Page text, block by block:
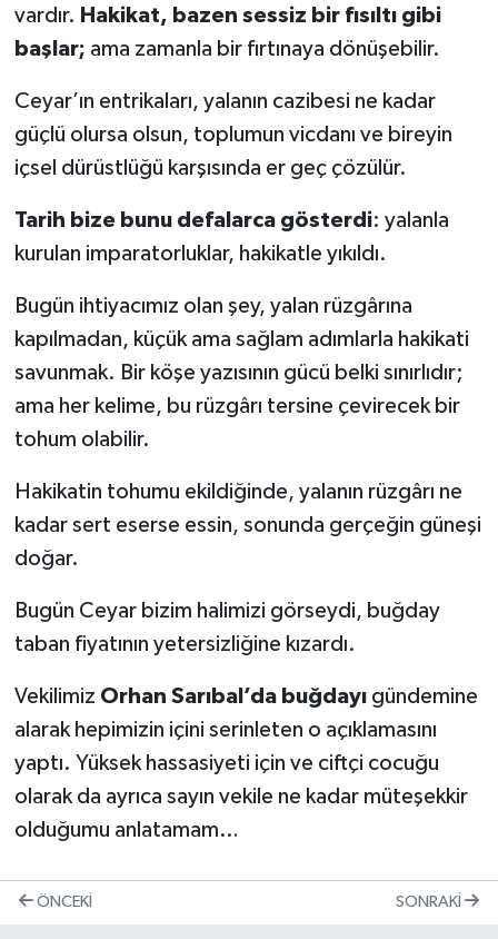
vardır. Hakikat, bazen sessiz bir fısıltı gibi
başlar; ama zamanla bir fırtınaya dönüşebilir.
Ceyar’ın entrikaları, yalanın cazibesi ne kadar
güçlü olursa olsun, toplumun vicdanı ve bireyin
içsel dürüstlüğü karşısında er geç çözülür.
Tarih bize bunu defalarca gösterdi: yalanla
kurulan imparatorluklar, hakikatle yıkıldı.
Bugün ihtiyacımız olan şey, yalan rüzgârına
kapılmadan, küçük ama sağlam adımlarla hakikati
savunmak. Bir köşe yazısının gücü belki sınırlıdır;
ama her kelime, bu rüzgârı tersine çevirecek bir
tohum olabilir.
Hakikatin tohumu ekildiğinde, yalanın rüzgârı ne
kadar sert eserse essin, sonunda gerçeğin güneşi
doğar.
Bugün Ceyar bizim halimizi görseydi, buğday
taban fiyatının yetersizliğine kızardı.
Vekilimiz Orhan Sarıbal’da buğdayı gündemine
alarak hepimizin içini serinleten o açıklamasını
yaptı. Yüksek hassasiyeti için ve ciftçi cocuğu
olarak da ayrıca sayın vekile ne kadar müteşekkir
olduğumu anlatamam…
ÖNCEKI SONRAKI